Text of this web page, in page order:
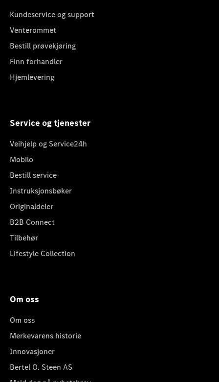
Kundeservice og support
Venterommet
Bestill prøvekjøring
Finn forhandler
Hjemlevering
Service og tjenester
Veihjelp og Service24h
Mobilo
Bestill service
Instruksjonsbøker
Originaldeler
B2B Connect
Tilbehør
Lifestyle Collection
Om oss
Om oss
Merkevarens historie
Innovasjoner
Bertel O. Steen AS